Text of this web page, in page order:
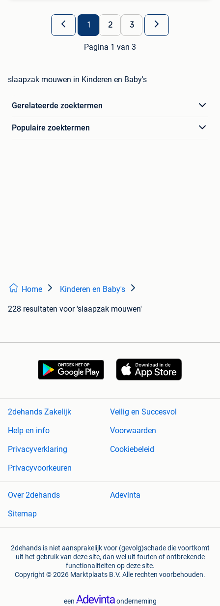
1 2 3
Pagina 1 van 3
slaapzak mouwen in Kinderen en Baby's
Gerelateerde zoektermen
Populaire zoektermen
Home Kinderen en Baby's
228 resultaten voor 'slaapzak mouwen'
2dehands Zakelijk
Veilig en Succesvol
Help en info
Voorwaarden
Privacyverklaring
Cookiebeleid
Privacyvoorkeuren
Over 2dehands
Adevinta
Sitemap
2dehands is niet aansprakelijk voor (gevolg)schade die voortkomt
uit het gebruik van deze site, dan wel uit fouten of ontbrekende
functionaliteiten op deze site.
Copyright © 2026 Marktplaats B.V. Alle rechten voorbehouden.
een onderneming